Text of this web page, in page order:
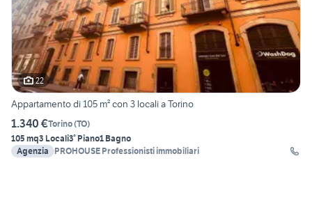
22
Appartamento di 105 m² con 3 locali a Torino
1.340 €Torino(TO)
105 mq3 Locali3° Piano1 Bagno
Agenzia
PROHOUSE Professionisti immobiliari